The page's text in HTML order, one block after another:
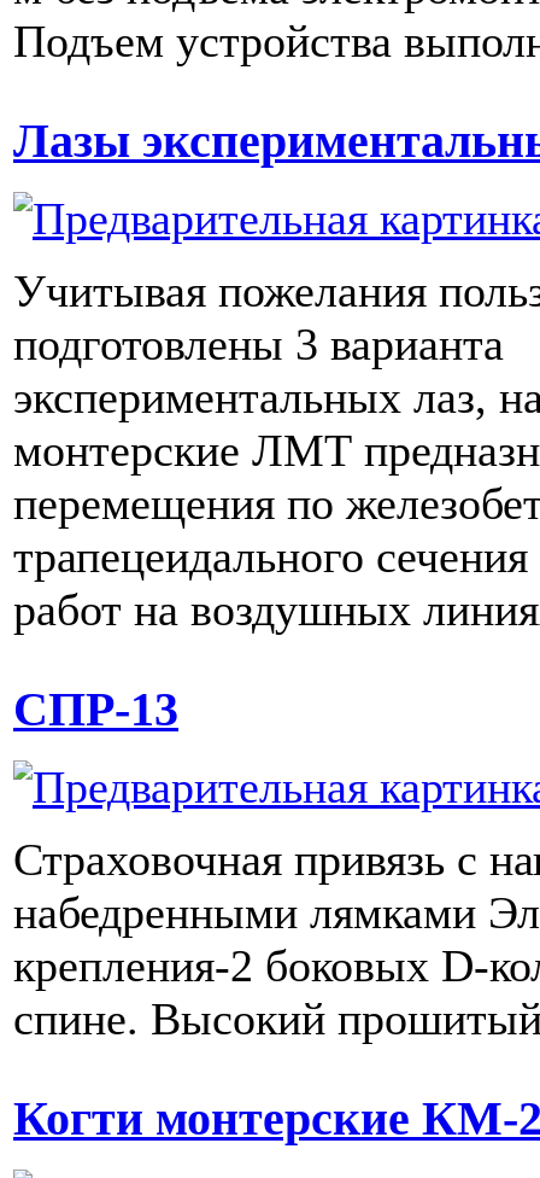
Подъем устройства
Лазы
Учитывая пожелания
подготовлены 3 варианта
экспериментальных лаз,
монтерские ЛМТ
перемещения по
трапецеидального
работ на воздушных
СПР-13
Страховочная привязь с
набедренными лямками
крепления-2 боковых D-
спине. Высокий
Когти монтерские КМ-